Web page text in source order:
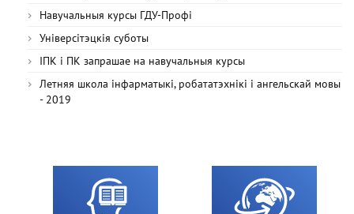
Навучальныя курсы ГДУ-Профі
Універсітэцкія суботы
ІПК і ПК запрашае на навучальныя курсы
Летняя школа інфарматыкі, робататэхнікі і ангельскай мовы
- 2019